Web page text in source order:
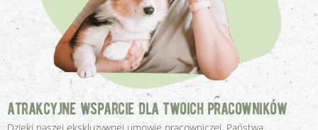
atrakcyjne wsparcie dla twoich pracowników
Dzięki naszej ekskluzywnej umowie pracowniczej, Państwa